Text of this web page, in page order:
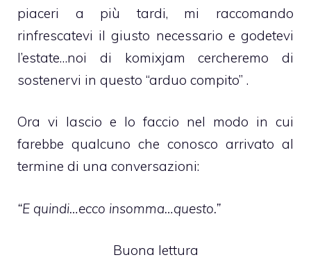
piaceri a più tardi, mi raccomando
rinfrescatevi il giusto necessario e godetevi
l’estate…noi di komixjam cercheremo di
sostenervi in questo “arduo compito” .
Ora vi lascio e lo faccio nel modo in cui
farebbe qualcuno che conosco arrivato al
termine di una conversazioni:
“E quindi…ecco insomma…questo.”
Buona lettura